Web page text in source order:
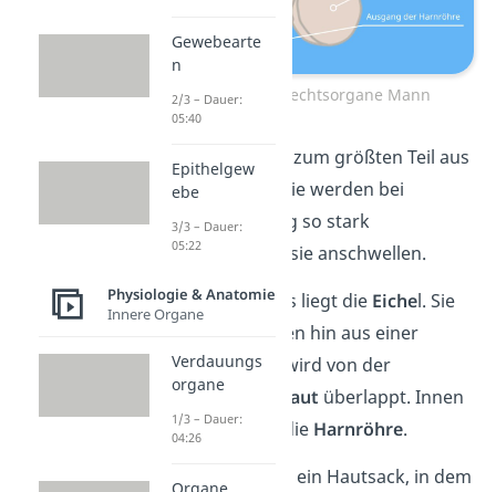
Äußere Geschlechtsorgane Mann
Der Penis besteht zum größten Teil aus
Schwellkörpern
. Sie werden bei
sexueller Erregung so stark
durchblutet, dass sie anschwellen.
Am Ende des Penis liegt die Eichel. Sie
besteht nach außen hin aus einer
Schleimhaut und wird von der
beweglichen
Vorhaut überlappt. Innen
im Penis verläuft die Harnröhre.
Der
ist ein Hautsack, in dem
Gewebearte
n
2/3 – Dauer:
05:40
Epithelgew
ebe
3/3 – Dauer:
05:22
Physiologie & Anatomie
Innere Organe
Verdauungs
organe
1/3 – Dauer:
04:26